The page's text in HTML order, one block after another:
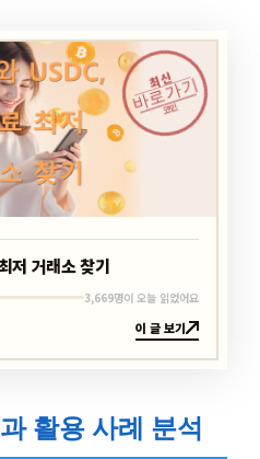
최신
바로가기
코인
저 거래소 찾기
3,669명이 오늘 읽었어요
이 글 보기
활용 사례 분석